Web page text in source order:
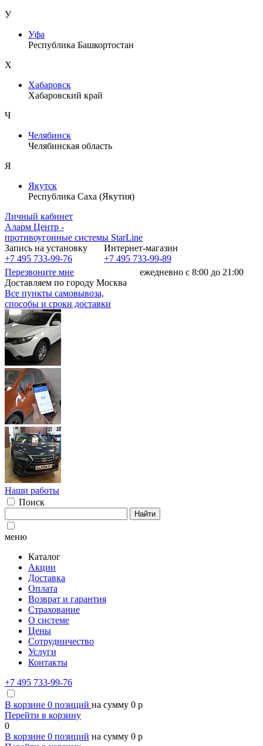
У
Уфа
Республика Башкортостан
Х
Хабаровск
Хабаровский край
Ч
Челябинск
Челябинская область
Я
Якутск
Республика Саха (Якутия)
Личный кабинет
Аларм Центр -
противоугонные системы StarLine
Запись на установку
+7 495 733-99-76
Интернет-магазин
+7 495 733-99-89
Перезвоните мне
ежедневно с 8:00 до 21:00
Доставляем по городу Москва
Все пункты самовывоза,
способы и сроки доставки
Наши работы
Поиск
Найти
меню
Каталог
Акции
Доставка
Оплата
Возврат и гарантия
Страхование
О системе
Цены
Сотрудничество
Услуги
Контакты
+7 495 733-99-76
В корзине 0 позиций на сумму 0 p
Перейти в корзину
0
В корзине 0 позиций на сумму 0 p